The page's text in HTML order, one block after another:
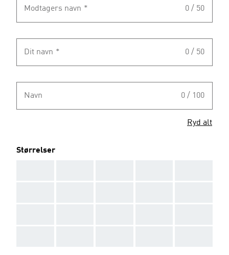
Modtagers navn * 0 / 50
Dit navn * 0 / 50
Navn 0 / 100
Ryd alt
Størrelser